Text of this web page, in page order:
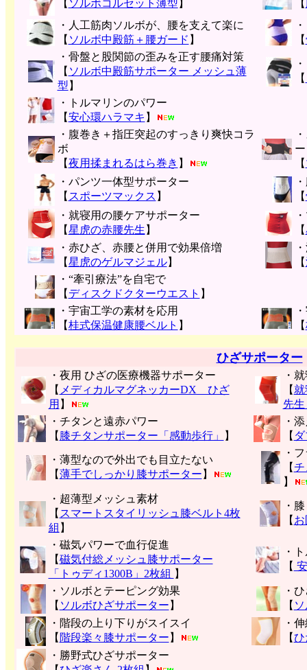
【 ソルボコルセット薄型 】
【
・人工筋肉ソルボが、腰を支えて楽に
【 ソルボ中殿筋＋腰ガード 】
【
・骨盤と股関節の歪みを正す腰痛対策
【 ソルボ中殿筋サポーター メッシュ薄
型 】
【
・トルマリンのパワー
【安心環ハラマキ 】
・腹巻き＋指圧突起のすっきり爽快コラ
ボ
【夜用揉まれるはら巻き 】
ー
【
・パンツ一体型サポーター
【 スポーツマックス 】
【
・就寝用の腰ケアサポーター
【星虎の赤腰先生 】
【
・赤ひざ、赤腰と併用で効果倍増
【星虎のゲルマジェル】
【
・“牽引療法”を自宅で
【 ディスクドクターウエスト 】
・宇宙工学の素材を応用
【桂式保温健康腰ベルト 】
【
ひざサポーター
・夜用 ひざの医療機器サポーター
【 メディカルマグネッカーDX ひざ
用 】
・
【
先生
・チタンと遠赤パワー
【 膝チタンサポーター「感動歩行」 】
・
【
・薄型なので外出でも目立たない
【薄手でしっかり膝サポーター 】
・
【チ
】
・超薄型メッシュ素材
【 スマートスタイリッシュ膝ベルト4枚
組 】
・
【
・磁気パワーで血行促進
【磁気付総メッシュ膝サポーター
「トゥディ1300B」2枚組 】
・
【
・ソルボとテーピング効果
【 ソルボひざサポーター 】
・
【
・階段の上り下りがスイスイ
【 階段楽々膝サポーター 】
・
【ひ
・勝野式ひざサポーター